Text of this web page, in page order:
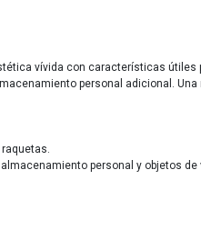
vívida con características
personal adicional.
personal y objetos de